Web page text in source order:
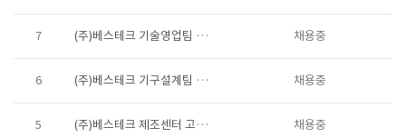
7 (주)베스테크 기술영업팀 채용 채용중
6 (주)베스테크 기구설계팀 신입/경력사원 채용 채용중
5 (주)베스테크 제조센터 고객지원팀 채용 (근무지: 천안/아산) 채용중